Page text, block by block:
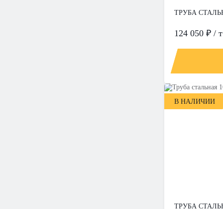
ТРУБА
124 050 ₽ / т
В НАЛИЧИИ
ТРУБА